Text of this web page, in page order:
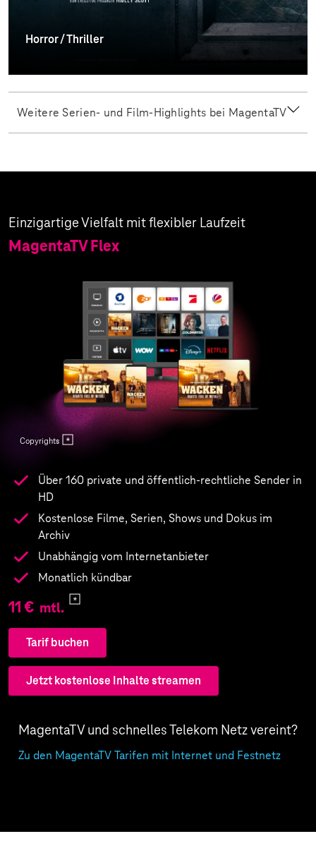
Horror / Thriller
Weitere Serien- und Film-Highlights bei MagentaTV
Einzigartige Vielfalt mit flexibler Laufzeit
MagentaTV Flex
Copyrights
Über 160 private und öffentlich-rechtliche Sender in
HD
Kostenlose Filme, Serien, Shows und Dokus im
Archiv
Unabhängig vom Internetanbieter
Monatlich kündbar
11 € mtl.
Tarif buchen
Jetzt kostenlose Inhalte streamen
MagentaTV und schnelles Telekom Netz vereint?
Zu den MagentaTV Tarifen mit Internet und Festnetz